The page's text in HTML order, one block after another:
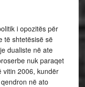
i opozitës për
të shtetësisë së
dualiste në ate
nuk paraqet
vitin 2006, kundër
në ato